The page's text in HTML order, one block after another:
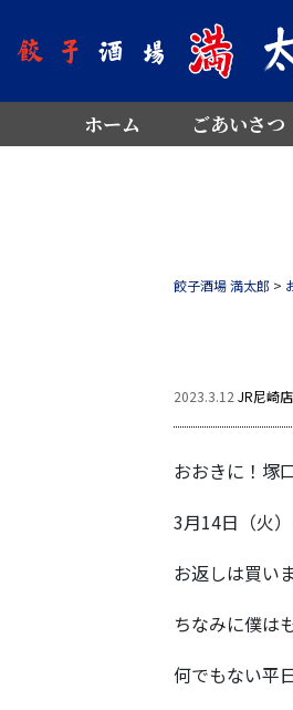
ホーム ごあいさつ
餃子酒場 満太郎 >
2023.3.12 JR尼崎店
おおきに！塚
3月14日（火
お返しは買い
ちなみに僕は
何でもない平